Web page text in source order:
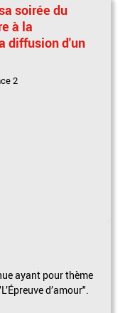
soirée du
à la
diffusion d'un
2
ayant pour thème
d’amour".